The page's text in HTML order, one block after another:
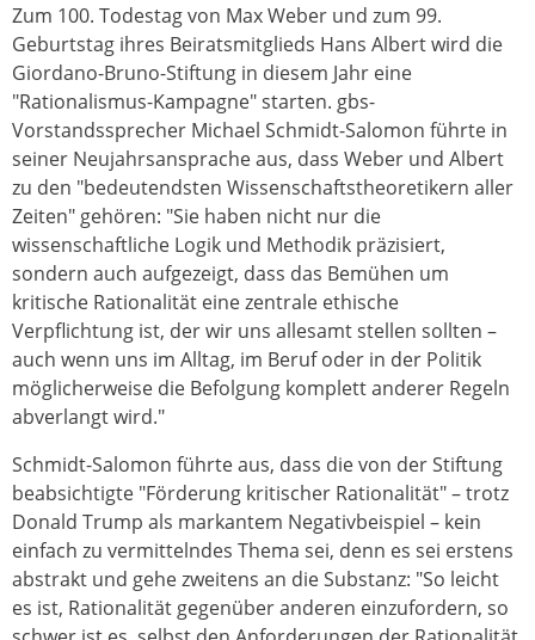
Zum 100. Todestag von Max Weber und zum 99.
Geburtstag ihres Beiratsmitglieds Hans Albert wird die
Giordano-Bruno-Stiftung in diesem Jahr eine
"Rationalismus-Kampagne" starten. gbs-
Vorstandssprecher Michael Schmidt-Salomon führte in
seiner Neujahrsansprache aus, dass Weber und Albert
zu den "bedeutendsten Wissenschaftstheoretikern aller
Zeiten" gehören: "Sie haben nicht nur die
wissenschaftliche Logik und Methodik präzisiert,
sondern auch aufgezeigt, dass das Bemühen um
kritische Rationalität eine zentrale ethische
Verpflichtung ist, der wir uns allesamt stellen sollten –
auch wenn uns im Alltag, im Beruf oder in der Politik
möglicherweise die Befolgung komplett anderer Regeln
abverlangt wird."
Schmidt-Salomon führte aus, dass die von der Stiftung
beabsichtigte "Förderung kritischer Rationalität" – trotz
Donald Trump als markantem Negativbeispiel – kein
einfach zu vermittelndes Thema sei, denn es sei erstens
abstrakt und gehe zweitens an die Substanz: "So leicht
es ist, Rationalität gegenüber anderen einzufordern, so